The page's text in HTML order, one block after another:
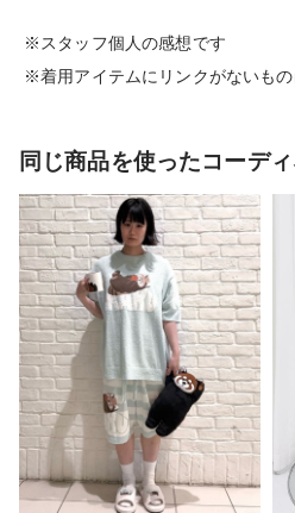
※スタッフ個人の感想です
※着用アイテムにリンクがないも
同じ商品を使ったコーデ